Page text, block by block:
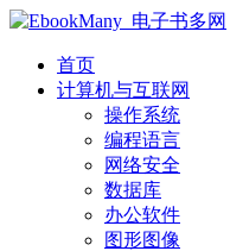
首页
计算机与互联网
操作系统
编程语言
网络安全
数据库
办公软件
图形图像